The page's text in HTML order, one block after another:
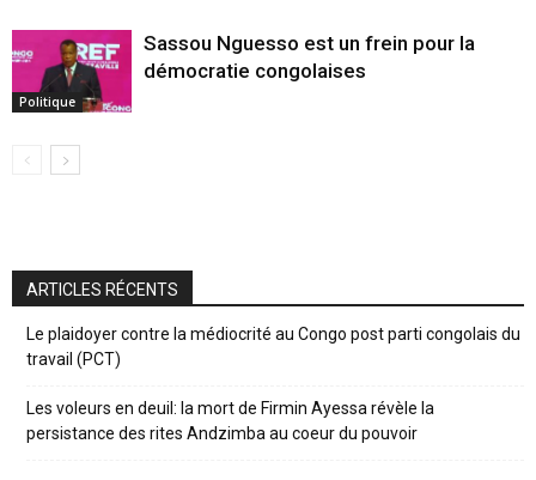
Politique
Sassou Nguesso est un frein pour la
démocratie congolaises
ARTICLES RÉCENTS
Le plaidoyer contre la médiocrité au Congo post parti congolais du
travail (PCT)
Les voleurs en deuil: la mort de Firmin Ayessa révèle la
persistance des rites Andzimba au coeur du pouvoir